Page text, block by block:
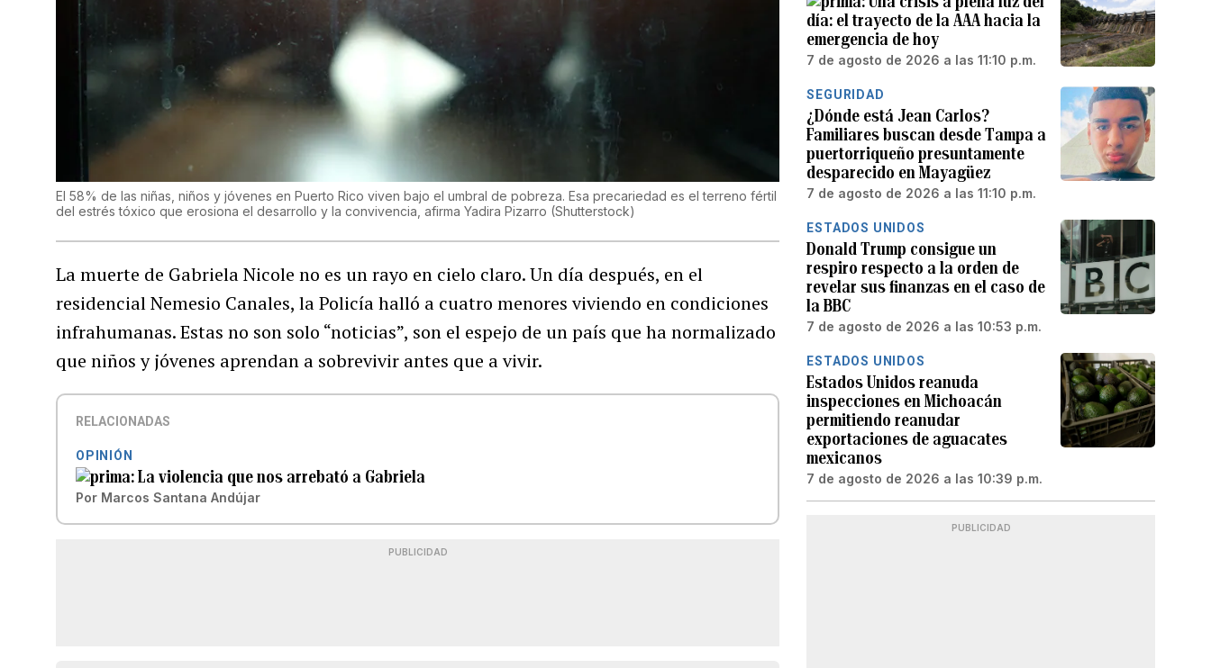
El 58% de las niñas, niños y jóvenes en Puerto Rico viven bajo el umbral de pobreza. Esa precariedad es el terreno fértil
del estrés tóxico que erosiona el desarrollo y la convivencia, afirma Yadira Pizarro (Shutterstock)
La muerte de Gabriela Nicole no es un rayo en cielo claro. Un día después, en el
residencial Nemesio Canales, la Policía halló a cuatro menores viviendo en condiciones
infrahumanas. Estas no son solo “noticias”, son el espejo de un país que ha normalizado
que niños y jóvenes aprendan a sobrevivir antes que a vivir.
RELACIONADAS
OPINIÓN
La violencia que nos arrebató a Gabriela
Por Marcos Santana Andújar
PUBLICIDAD
día: el trayecto de la AAA hacia la
emergencia de hoy
7 de agosto de 2026 a las 11:10 p.m.
SEGURIDAD
¿Dónde está Jean Carlos?
Familiares buscan desde Tampa a
puertorriqueño presuntamente
desparecido en Mayagüez
7 de agosto de 2026 a las 11:10 p.m.
ESTADOS UNIDOS
Donald Trump consigue un
respiro respecto a la orden de
revelar sus finanzas en el caso de
la BBC
7 de agosto de 2026 a las 10:53 p.m.
ESTADOS UNIDOS
Estados Unidos reanuda
inspecciones en Michoacán
permitiendo reanudar
exportaciones de aguacates
mexicanos
7 de agosto de 2026 a las 10:39 p.m.
PUBLICIDAD